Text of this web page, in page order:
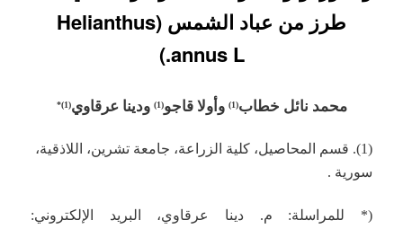
طرز من عباد الشمس (Helianthus
annus L.)
محمد نائل خطاب(1) وأولا قاجو(
1
) ودينا عرقاوي(
1
)
*
(1). قسم المحاصيل، كلية الزراعة، جامعة تشرين، اللاذقية،
سورية .
(* للمراسلة: م. دينا عرقاوي، البريد الإلكتروني: